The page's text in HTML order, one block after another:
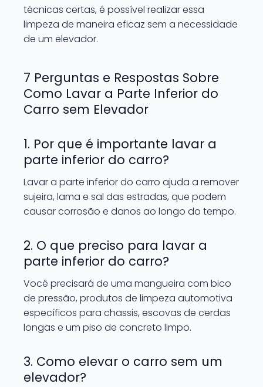
técnicas certas, é possível realizar essa
limpeza de maneira eficaz sem a necessidade
de um elevador.
7 Perguntas e Respostas Sobre
Como Lavar a Parte Inferior do
Carro sem Elevador
1. Por que é importante lavar a
parte inferior do carro?
Lavar a parte inferior do carro ajuda a remover
sujeira, lama e sal das estradas, que podem
causar corrosão e danos ao longo do tempo.
2. O que preciso para lavar a
parte inferior do carro?
Você precisará de uma mangueira com bico
de pressão, produtos de limpeza automotiva
específicos para chassis, escovas de cerdas
longas e um piso de concreto limpo.
3. Como elevar o carro sem um
elevador?